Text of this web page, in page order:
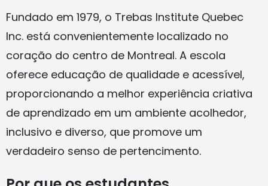
Fundado em 1979, o Trebas Institute Quebec
Inc. está convenientemente localizado no
coração do centro de Montreal. A escola
oferece educação de qualidade e acessível,
proporcionando a melhor experiência criativa
de aprendizado em um ambiente acolhedor,
inclusivo e diverso, que promove um
verdadeiro senso de pertencimento.